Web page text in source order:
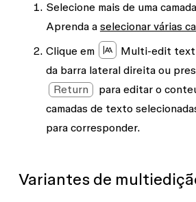
Selecione mais de uma
Aprenda a selecionar várias
Clique em
Multi-edit text
da barra lateral direita ou
Return
para editar o
camadas de texto
para corresponder.
Variantes de